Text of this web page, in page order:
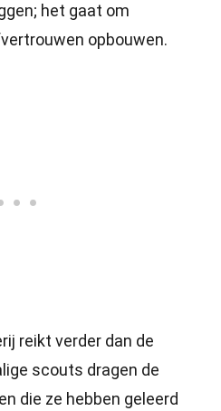
het gaat om
opbouwen.
reikt verder dan de
scouts dragen de
die ze hebben geleerd